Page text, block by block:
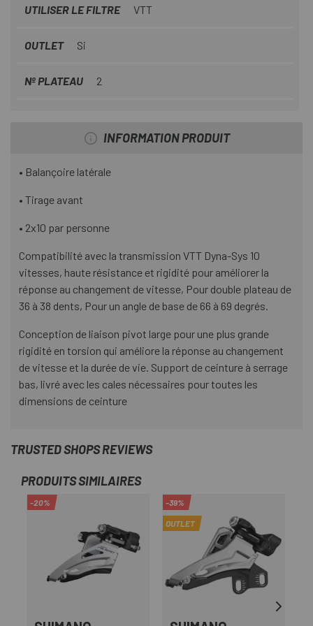
UTILISER LE FILTRE VTT
OUTLET Si
Nº PLATEAU 2
INFORMATION PRODUIT
• Balançoire latérale
• Tirage avant
• 2x10 par personne
Compatibilité avec la transmission VTT Dyna-Sys 10
vitesses, haute résistance et rigidité pour améliorer la
réponse au changement de vitesse, Pour double plateau de
36 à 38 dents, Pour un angle de base de 66 à 69 degrés.
Conception de liaison pivot large pour une plus grande
rigidité en torsion qui améliore la réponse au changement
de vitesse et la durée de vie. Support de ceinture à serrage
bas, livré avec les cales nécessaires pour toutes les
dimensions de ceinture
TRUSTED SHOPS REVIEWS
PRODUITS SIMILAIRES
-20% -39%
OUTLET